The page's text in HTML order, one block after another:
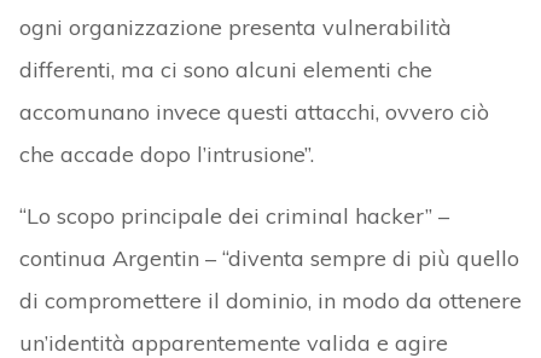
ogni organizzazione presenta vulnerabilità
differenti, ma ci sono alcuni elementi che
accomunano invece questi attacchi, ovvero ciò
che accade dopo l’intrusione”.
“Lo scopo principale dei criminal hacker” –
continua Argentin – “diventa sempre di più quello
di compromettere il dominio, in modo da ottenere
un’identità apparentemente valida e agire